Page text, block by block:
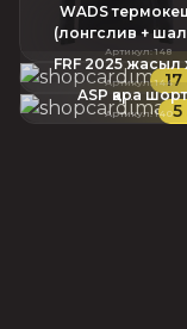
WADS
(лонгслив +
Артикул: 148
FRF 2025 жасыл
Артикул:144
5
ASP қара
Артикул:140